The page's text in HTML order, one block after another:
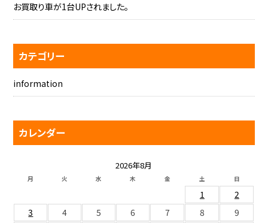
お買取り車が1台UPされました。
カテゴリー
information
カレンダー
2026年8月
月 火 水 木 金 土 日
1
2
3
4 5 6 7 8
9